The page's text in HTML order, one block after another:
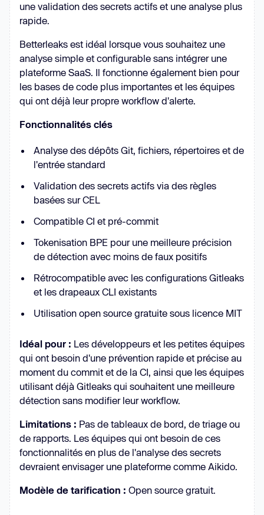
une validation des secrets actifs et une analyse plus
rapide.
Betterleaks est idéal lorsque vous souhaitez une
analyse simple et configurable sans intégrer une
plateforme SaaS. Il fonctionne également bien pour
les bases de code plus importantes et les équipes
qui ont déjà leur propre workflow d'alerte.
Fonctionnalités clés
Analyse des dépôts Git, fichiers, répertoires et de
l'entrée standard
Validation des secrets actifs via des règles
basées sur CEL
Compatible CI et pré-commit
Tokenisation BPE pour une meilleure précision
de détection avec moins de faux positifs
Rétrocompatible avec les configurations Gitleaks
et les drapeaux CLI existants
Utilisation open source gratuite sous licence MIT
Idéal pour : Les développeurs et les petites équipes
qui ont besoin d'une prévention rapide et précise au
moment du commit et de la CI, ainsi que les équipes
utilisant déjà Gitleaks qui souhaitent une meilleure
détection sans modifier leur workflow.
Limitations : Pas de tableaux de bord, de triage ou
de rapports. Les équipes qui ont besoin de ces
fonctionnalités en plus de l'analyse des secrets
devraient envisager une plateforme comme Aikido.
Modèle de tarification : Open source gratuit.